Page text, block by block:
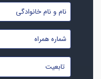
نام
و
نام
خانوادگی
شماره
موبایل
تابعیت